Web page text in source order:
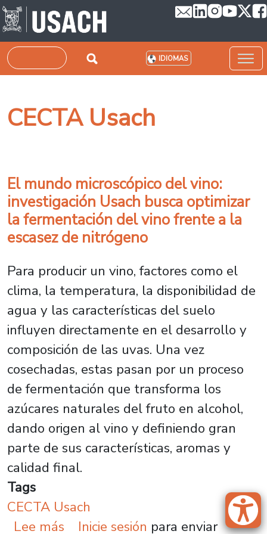
Pasar al contenido principal
Buscar IDIOMAS
CECTA Usach
El mundo microscópico del vino:
investigación Usach busca optimizar
la fermentación del vino frente a la
escasez de nitrógeno
Para producir un vino, factores como el
clima, la temperatura, la disponibilidad de
agua y las características del suelo
influyen directamente en el desarrollo y
composición de las uvas. Una vez
cosechadas, estas pasan por un proceso
de fermentación que transforma los
azúcares naturales del fruto en alcohol,
dando origen al vino y definiendo gran
parte de sus características, aromas y
calidad final.
Tags
CECTA Usach
Lee más sobre El mundo microscópico
Inicie sesión para enviar